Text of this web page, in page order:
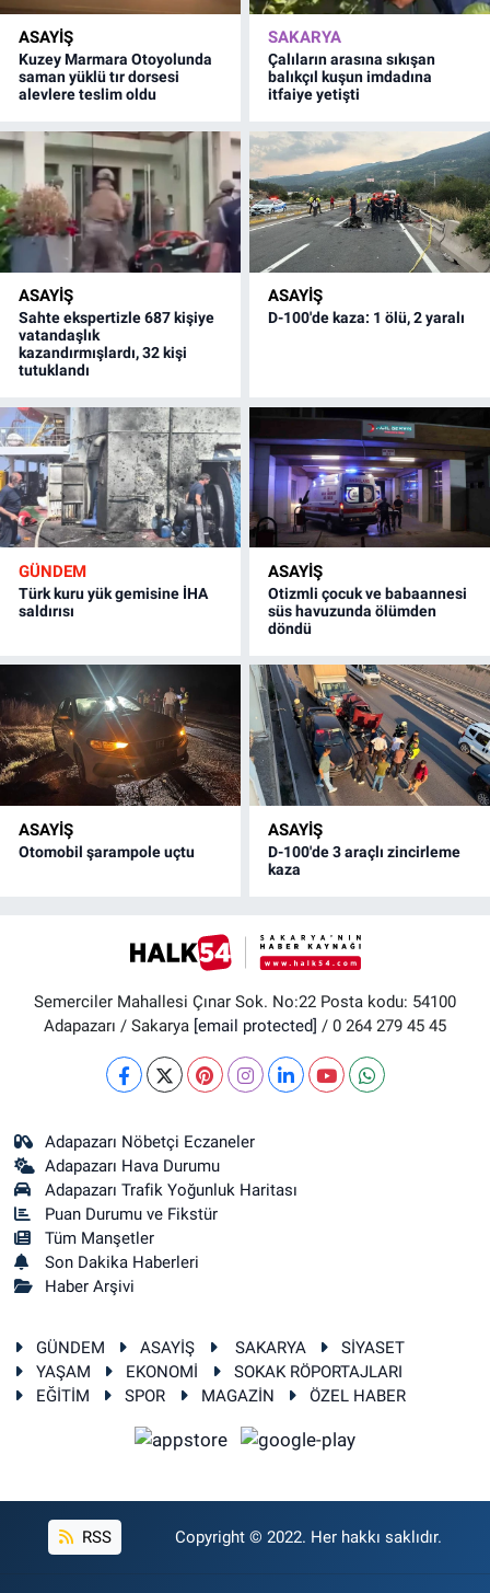
ASAYİŞ
Kuzey Marmara Otoyolunda
saman yüklü tır dorsesi
alevlere teslim oldu
SAKARYA
Çalıların arasına sıkışan
balıkçıl kuşun imdadına
itfaiye yetişti
ASAYİŞ
Sahte ekspertizle 687 kişiye
vatandaşlık
kazandırmışlardı, 32 kişi
tutuklandı
ASAYİŞ
D-100'de kaza: 1 ölü, 2 yaralı
GÜNDEM
Türk kuru yük gemisine İHA
saldırısı
ASAYİŞ
Otizmli çocuk ve babaannesi
süs havuzunda ölümden
döndü
ASAYİŞ
Otomobil şarampole uçtu
ASAYİŞ
D-100'de 3 araçlı zincirleme
kaza
Semerciler Mahallesi Çınar Sok. No:22 Posta kodu: 54100
Adapazarı / Sakarya [email protected] / 0 264 279 45 45
Adapazarı Nöbetçi Eczaneler
Adapazarı Hava Durumu
Adapazarı Trafik Yoğunluk Haritası
Puan Durumu ve Fikstür
Tüm Manşetler
Son Dakika Haberleri
Haber Arşivi
GÜNDEM ASAYİŞ SAKARYA
SİYASET
YAŞAM
EKONOMİ
SOKAK RÖPORTAJLARI
EĞİTİM
SPOR MAGAZİN ÖZEL HABER
RSS Copyright © 2022. Her hakkı saklıdır.